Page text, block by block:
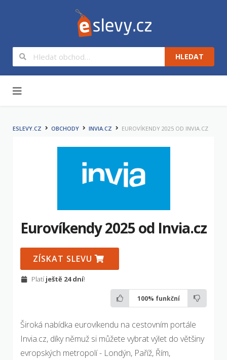
HLEDAT
ESLEVY.CZ OBCHODY INVIA.CZ EUROVÍKENDY 2025 OD INVIA.CZ
Eurovíkendy 2025 od Invia.cz
ZÍSKAT SLEVU
Platíještě 24 dní!
100% funkční
Široká nabídka eurovíkendu na cestovním portále
Invia.cz, díky němuž si můžete vybrat výlet do většiny
evropských metropolí - Londýn, Paříž, Řím,